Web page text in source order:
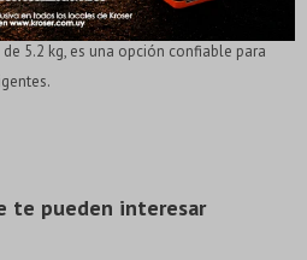
un agarre firme y duradero. Con un
5.2 kg, es una opción confiable para
te pueden interesar
crediticia. El monto disponible
por comercio
crediticia. El monto disponible
por comercio